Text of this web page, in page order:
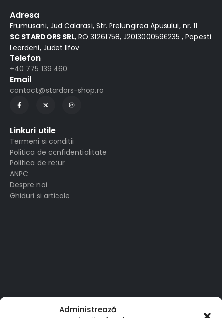
Administrează
Adresa
Frumusani, Jud Calarasi, Str. Prelungirea Apusului, nr. 11
SC STARDORS SRL, RO 31261758, J2013000596235 , Popesti
Leordeni, Judet Ilfov
Telefon
+40 775 139 460
Email
contact@stardors-shop.ro
Linkuri utile
Termeni si conditii
Politica de confidentialitate
Politica de retur
ANPC
Despre noi
Ghiduri si articole